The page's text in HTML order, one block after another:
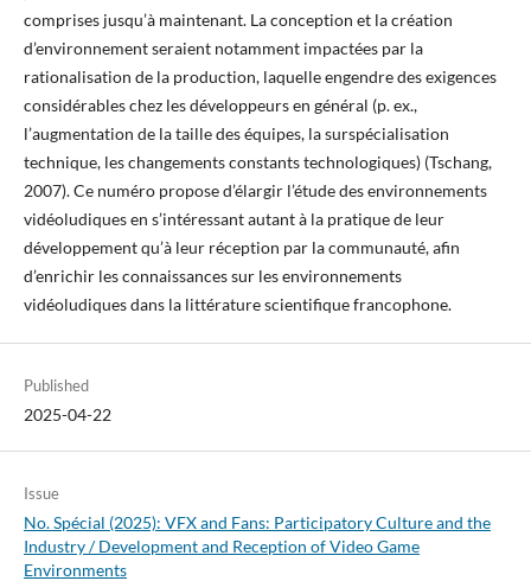
comprises jusqu’à maintenant. La conception et la création
d’environnement seraient notamment impactées par la
rationalisation de la production, laquelle engendre des exigences
considérables chez les développeurs en général (p. ex.,
l’augmentation de la taille des équipes, la surspécialisation
technique, les changements constants technologiques) (Tschang,
2007). Ce numéro propose d’élargir l’étude des environnements
vidéoludiques en s’intéressant autant à la pratique de leur
développement qu’à leur réception par la communauté, afin
d’enrichir les connaissances sur les environnements
vidéoludiques dans la littérature scientifique francophone.
Published
2025-04-22
Issue
No. Spécial (2025): VFX and Fans: Participatory Culture and the
Industry / Development and Reception of Video Game
Environments